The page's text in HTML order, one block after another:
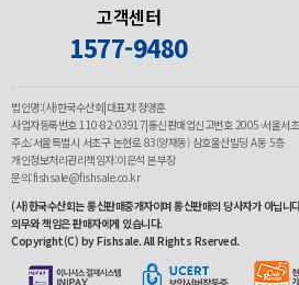
고객센터
1577-9480
법인명:(사)한국수산회|대표자:정영훈
사업자등록번호 110-82-03917|통신판매업신고번호 2005-서울서
주소:서울특별시 서초구 논현로 83(양재동) 삼호물산빌딩 A동 5층
개인정보처리관리책임자:이은석 본부장
문의:fishsale@fishsale.co.kr
(사)한국수산회는 통신판매중개자이며 통신판매의 당사자가 아닙니
의무와 책임은 판매자에게 있습니다.
Copyright(C) by Fishsale. All Rights Rserved.